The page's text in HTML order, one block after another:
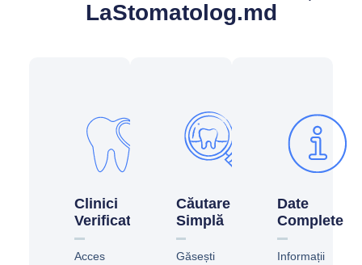
LaStomatolog.md
Clinici
Verificate
Acces
Căutare
Simplă
Găsești
Date
Complete
Informații